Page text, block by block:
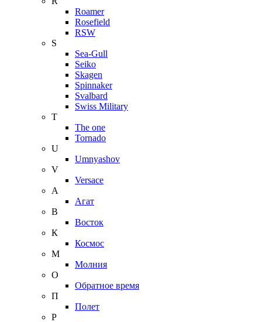
Roamer
Rosefield
RSW
S
Sea-Gull
Seiko
Skagen
Spinnaker
Svalbard
Swiss Military
T
The one
Tornado
U
Umnyashov
V
Versace
А
Агат
В
Восток
К
Космос
М
Молния
О
Обратное время
П
Полет
Р